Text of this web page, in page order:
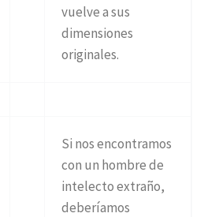
vuelve a sus
dimensiones
originales.
Si nos encontramos
con un hombre de
intelecto extraño,
deberíamos